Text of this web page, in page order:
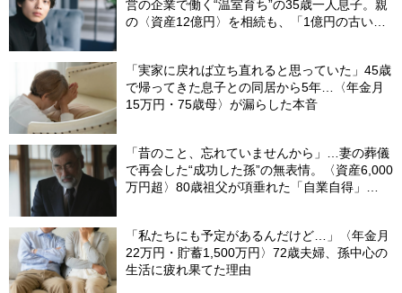
営の企業で働く“温室育ち”の35歳一人息子。親
の〈資産12億円〉を相続も、「1億円の古いビ
「実家に戻れば立ち直れると思っていた」45歳
で帰ってきた息子との同居から5年…〈年金月
15万円・75歳母〉が漏らした本音
「昔のこと、忘れていませんから」…妻の葬儀
で再会した“成功した孫”の無表情。〈資産6,000
万円超〉80歳祖父が項垂れた「自業自得」
「私たちにも予定があるんだけど…」〈年金月
22万円・貯蓄1,500万円〉72歳夫婦、孫中心の
生活に疲れ果てた理由